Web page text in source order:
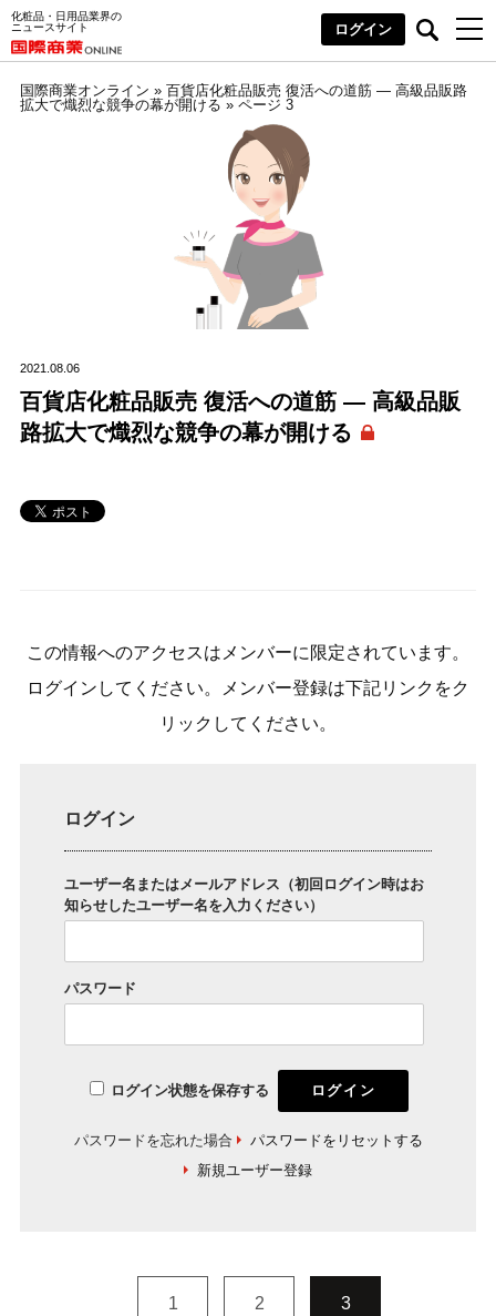
化粧品・日用品業界の
ニュースサイト
ログイン
国際商業オンライン » 百貨店化粧品販売 復活への道筋 ― 高級品販路
拡大で熾烈な競争の幕が開ける » ページ 3
2021.08.06
百貨店化粧品販売 復活への道筋 ― 高級品販
路拡大で熾烈な競争の幕が開ける
この情報へのアクセスはメンバーに限定されています。
ログインしてください。メンバー登録は下記リンクをク
リックしてください。
ログイン
ユーザー名またはメールアドレス（初回ログイン時はお
知らせしたユーザー名を入力ください）
パスワード
ログイン状態を保存する
パスワードを忘れた場合
パスワードをリセットする
新規ユーザー登録
1 2 3